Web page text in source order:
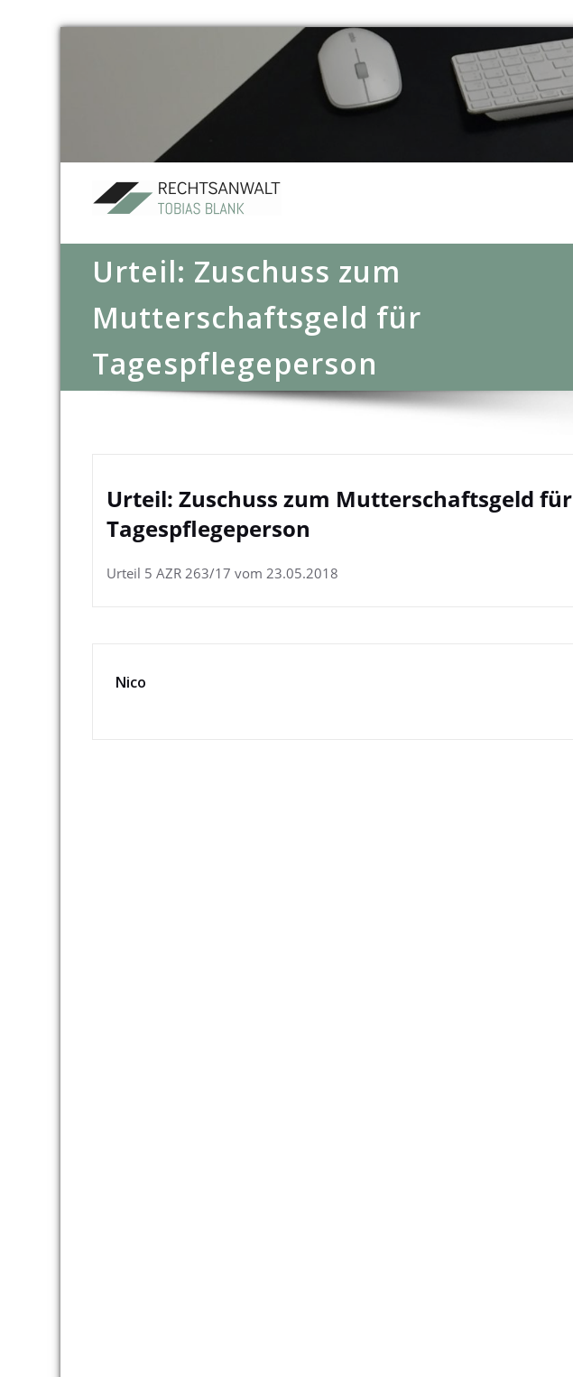
Urteil: Zuschuss zum
Mutterschaftsgeld für
Tagespflegeperson
Urteil: Zuschuss zum Mutterschaftsgeld für
Tagespflegeperson
Urteil 5 AZR 263/17 vom 23.05.2018
Nico